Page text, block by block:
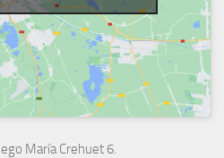
María Crehuet 6.